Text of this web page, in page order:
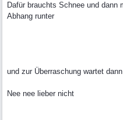
Dafür brauchts Schnee und
Abhang runter
und zur Überraschung wartet
Nee nee lieber nicht